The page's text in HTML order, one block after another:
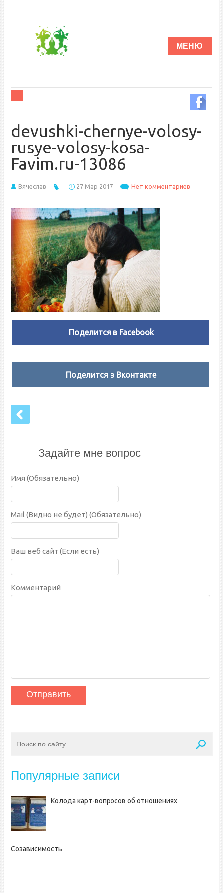
devushki-chernye-volosy-
rusye-volosy-kosa-
Favim.ru-13086
Вячеслав 27 Мар 2017 Нет комментариев
Поделится в Facebook
Поделится в Вконтакте
Задайте мне вопрос
Имя (Обязательно)
Mail (Видно не будет) (Обязательно)
Ваш веб сайт (Если есть)
Комментарий
Популярные записи
Колода карт-вопросов об отношениях
Созависимость